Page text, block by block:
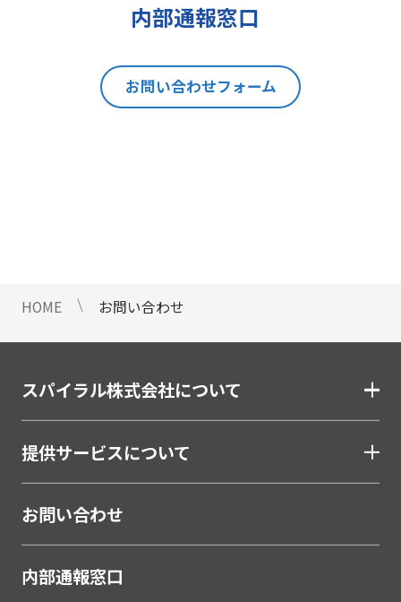
にあたり、貴方の同意を得た場合に
す。但し、貴方の同意が頂けない場
合は、お問い合わせの回答、当社の
製品・サービスのご案内や当社が独
当社は、ご提出頂く個人情報につい
定を行いません。
10 当社Web サイトでのクッキー
（Cookie）の使用について
お客様がブラウザの設定でクッキー
の送受信を許可している場合、当社
Webサイトでクッキーまたは同種の
技術（Webビーコンなど）を使用し
て、お客様による当社Webサイトの
利用状況等のデータ（以下、「閲覧
内部通報窓口
お問い合わせフォーム
HOME お問い合わせ
スパイラル株式会社について
提供サービスについて
お問い合わせ
内部通報窓口